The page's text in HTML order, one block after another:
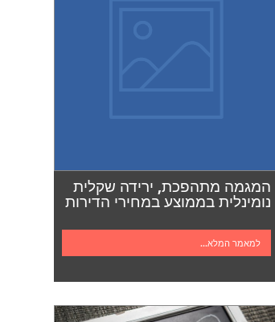
המגמה מתהפכת, ירידה שקלית
נומינלית בממוצע במחירי הדירות
למאמר המלא...